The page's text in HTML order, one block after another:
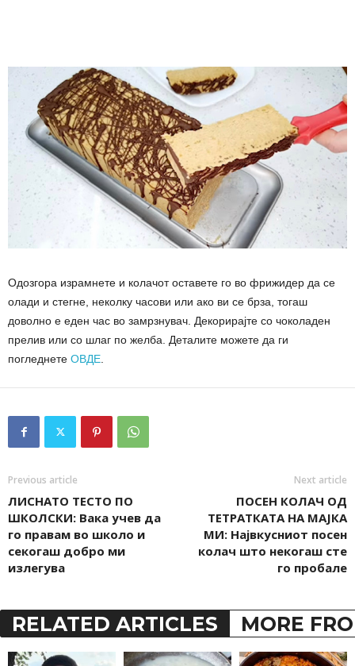
Одозгора израмнете и колачот оставете го во фрижидер да се
олади и стегне, неколку часови или ако ви се брза, тогаш
доволно е еден час во замрзнувач. Декорирајте со чоколаден
прелив или со шлаг по желба. Деталите можете да ги
погледнете ОВДЕ
Previous article
ЛИСНАТО ТЕСТО ПО
ШКОЛСКИ: Вака учев да
го правам во школо и
секогаш добро ми
излегува
Next article
ПОСЕН КОЛАЧ ОД
ТЕТРАТКАТА НА МАЈКА
МИ: Највкусниот посен
колач што некогаш сте
го пробале
RELATED ARTICLES MORE